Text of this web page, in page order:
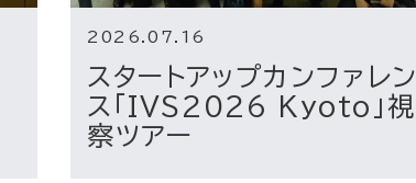
スタートアップカンファレン
ス「IVS2026 Kyoto」視
察ツアー
2026.07.16